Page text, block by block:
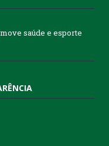
saúde e esporte